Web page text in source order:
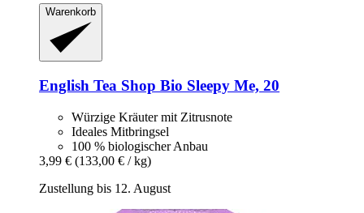
Warenkorb
English Tea Shop Bio Sleepy Me, 20
Würzige Kräuter mit Zitrusnote
Ideales Mitbringsel
100 % biologischer Anbau
3,99 € (133,00 € / kg)
Zustellung bis 12. August